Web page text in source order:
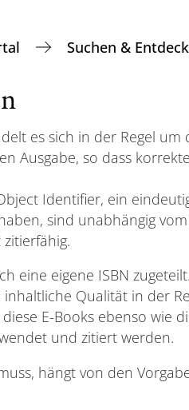
Suchen &
es sich in der Regel um
Ausgabe, so dass
Identifier, ein
sind unabhängig
eine eigene ISBN
Qualität in der
E-Books ebenso wie
und zitiert werden.
hängt von den